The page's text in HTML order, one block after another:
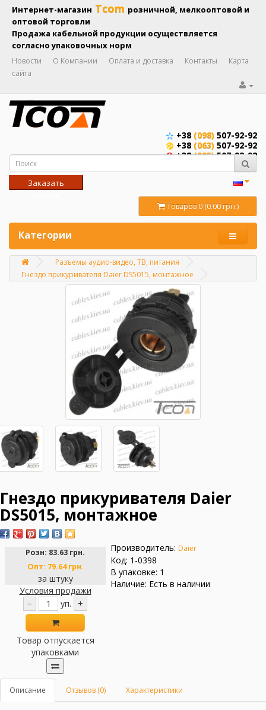
Интернет-магазин Tcom розничной, мелкооптовой и
оптовой торговли
Продажа кабельной продукции осуществляется
согласно упаковочных норм
Новости О Компании Оплата и доставка Контакты
Карта
сайта
+38 (098) 507-92-92
+38 (063) 507-92-92
+38(095)507-92-92
Заказать
Товаров 0 (0.00 грн.)
Категории
Разъемы аудио-видео, ТВ, питания
Гнездо прикуривателя Daier DS5015, монтажное
Гнездо прикуривателя Daier
DS5015, монтажное
Розн: 83.63 грн.
Опт: 79.64 грн.
за штуку
Условия продажи
−
уп. +
Товар отпускается
упаковками
Производитель: Daier
Код: 1-0398
В упаковке: 1
Наличие: Есть в наличии
Описание Отзывов (0) Характеристики